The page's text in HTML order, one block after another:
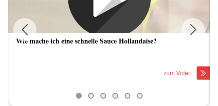
Wie mache ich eine schnelle Sauce Hollandaise?
zum Video
Previous